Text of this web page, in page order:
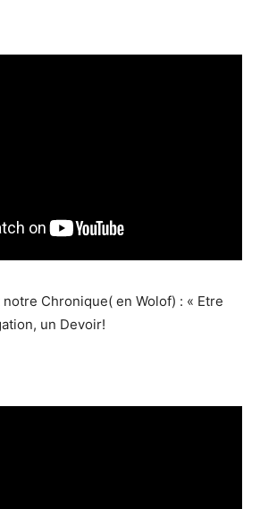
Chronique( en Wolof) : « Etre
un Devoir!